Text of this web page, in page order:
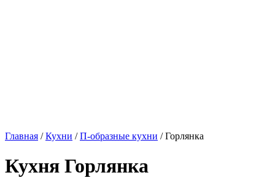
Главная /Кухни /П-образные кухни / Горлянка
Кухня Горлянка